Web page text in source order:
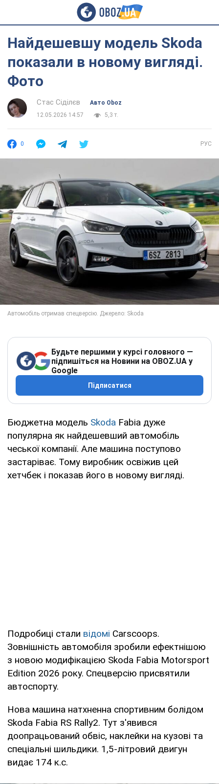
Найдешевшу модель Skoda
показали в новому вигляді.
Фото
Стас Сіділєв
Авто Oboz
12.05.2026 14:57
5,3 т.
0 РУС
Будьте першими у курсі головного —
підпишіться на Новини на OBOZ.UA у
Google
Підписатися
Бюджетна модель Skoda Fabia дуже
популярна як найдешевший автомобіль
чеської компанії. Але машина поступово
застаріває. Тому виробник освіжив цей
хетчбек і показав його в новому вигляді.
Подробиці стали відомі Carscoops.
Зовнішність автомобіля зробили ефектнішою
з новою модифікацією Skoda Fabia Motorsport
Edition 2026 року. Спецверсію присвятили
автоспорту.
Нова машина натхненна спортивним болідом
Skoda Fabia RS Rally2. Тут з'явився
доопрацьований обвіс, наклейки на кузові та
спеціальні шильдики. 1,5-літровий двигун
видає 174 к.с.